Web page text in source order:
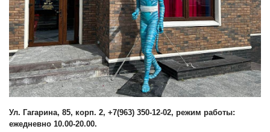
Ул. Гагарина, 85, корп. 2, +7(963) 350-12-02, режим работы:
ежедневно 10.00-20.00.